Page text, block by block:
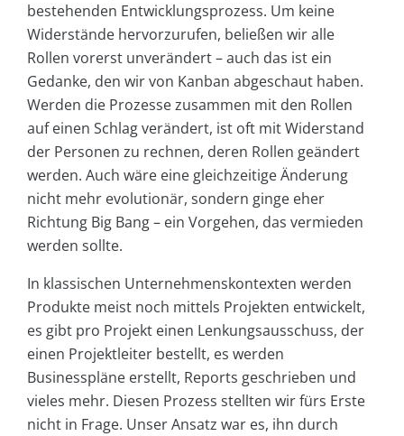
bestehenden Entwicklungsprozess. Um keine
Widerstände hervorzurufen, beließen wir alle
Rollen vorerst unverändert – auch das ist ein
Gedanke, den wir von Kanban abgeschaut haben.
Werden die Prozesse zusammen mit den Rollen
auf einen Schlag verändert, ist oft mit Widerstand
der Personen zu rechnen, deren Rollen geändert
werden. Auch wäre eine gleichzeitige Änderung
nicht mehr evolutionär, sondern ginge eher
Richtung Big Bang – ein Vorgehen, das vermieden
werden sollte.
In klassischen Unternehmenskontexten werden
Produkte meist noch mittels Projekten entwickelt,
es gibt pro Projekt einen Lenkungsausschuss, der
einen Projektleiter bestellt, es werden
Businesspläne erstellt, Reports geschrieben und
vieles mehr. Diesen Prozess stellten wir fürs Erste
nicht in Frage. Unser Ansatz war es, ihn durch